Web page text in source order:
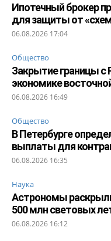
Ипотечный брокер
для защиты от
06.08.2026 17:04
Общество
Закрытие границы с
экономике
06.08.2026 16:49
Общество
В Петербурге
выплаты для
06.08.2026 16:35
Наука
Астрономы
500 млн световых
06.08.2026 16:12